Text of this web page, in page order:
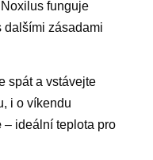
funguje
dalšími zásadami
spát a vstávejte
i o víkendu
– ideální teplota pro